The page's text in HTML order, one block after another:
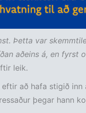
Þetta var
aðeins á, en fyrst
leik.
að hafa stigið inn
þegar hann